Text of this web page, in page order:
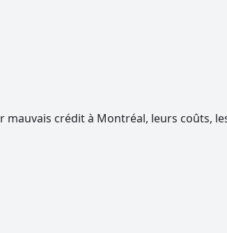
mauvais crédit à Montréal, leurs coûts,